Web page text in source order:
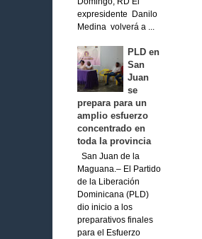
expresidente Danilo
Medina volverá a ...
PLD en
San
Juan
se
prepara para un
amplio esfuerzo
concentrado en
toda la provincia
San Juan de la
Maguana.– El Partido
de la Liberación
Dominicana (PLD)
dio inicio a los
preparativos finales
para el Esfuerzo